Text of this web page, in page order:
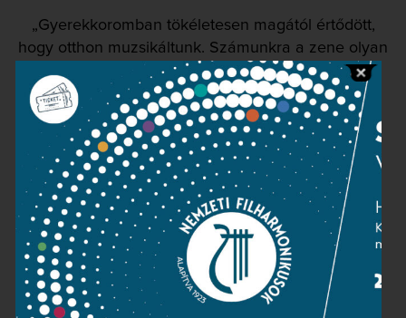
„Gyerekkoromban tökéletesen magától értődött,
hogy otthon muzsikáltunk. Számunkra a zene olyan
volt, mint az étel és az ital. Egyszerűen mindig
elérhető volt, és soha nem akartam mással
foglalkozni, csakis ezzel.”
Kapcsolat
Közérdekű adatok